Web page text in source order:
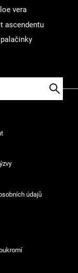
vera
ascendentu
údajů